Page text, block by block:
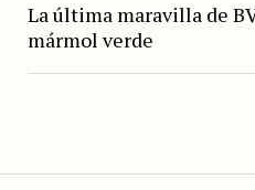
La última maravilla de
mármol verde